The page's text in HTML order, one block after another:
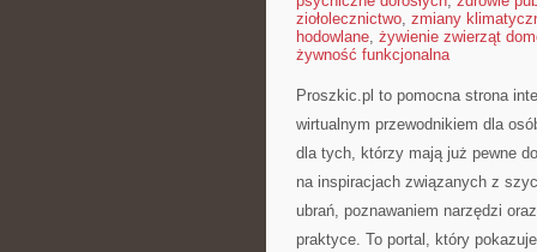
ziołolecznictwo, zmiany
hodowlane, żywienie zwierząt
żywność funkcjonalna
Proszkic.pl to pomocna strona
wirtualnym przewodnikiem dla
dla tych, którzy mają już pewne
na inspiracjach związanych z
ubrań, poznawaniem narzędzi
praktyce. To portal, który